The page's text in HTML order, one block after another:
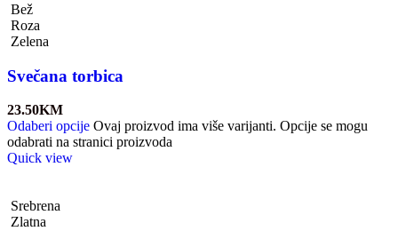
Bež
Roza
Zelena
Svečana torbica
23.50KM
Odaberi opcije Ovaj proizvod ima više varijanti. Opcije se mogu
odabrati na stranici proizvoda
Quick view
Srebrena
Zlatna